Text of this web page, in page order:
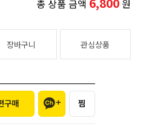
총 상품 금액 원
장바구니 관심상품